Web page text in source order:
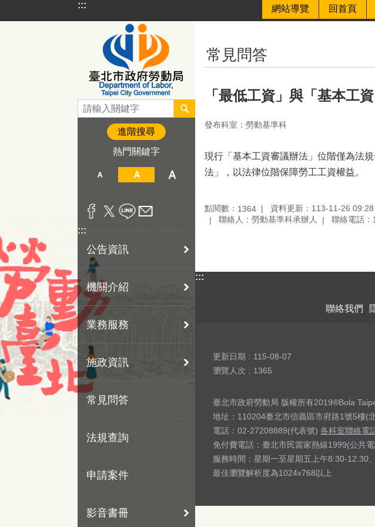
跳到主要內容區塊
::: 網站導覽 回首頁
進階搜尋
熱門關鍵字
:::
公告資訊
機關介紹
業務服務
施政資訊
常見問答
法規查詢
申請案件
影音書冊
常見問答
「最低工資」與「基本工
發布科室：勞動基準科
現行「基本工資審議辦法」位階僅為法
法」，以法律位階保障勞工工資權益。
點閱數： 1364 資料更新：113-11-26 09:28
聯絡人：勞動基準科承辦人
聯絡電話
:::
聯絡我們
更新日期
115-08-07
瀏覽人次
1365
臺北市政府勞動局 版權所有2019®Bola
地址：110204臺北市信義區市府路1號5樓(
電話：02-27208889(代表號) 各科室聯絡電
免付費電話：臺北市民當家熱線1999(公共
服務時間：星期一至星期五上午8:30-12:30
最佳瀏覽解析度為1024x768以上